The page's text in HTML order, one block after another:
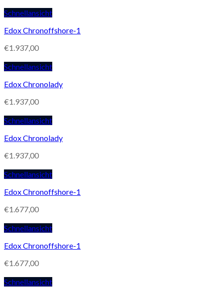
Schnellansicht
Edox Chronoffshore-1
€1.937,00
Schnellansicht
Edox Chronolady
€1.937,00
Schnellansicht
Edox Chronolady
€1.937,00
Schnellansicht
Edox Chronoffshore-1
€1.677,00
Schnellansicht
Edox Chronoffshore-1
€1.677,00
Schnellansicht